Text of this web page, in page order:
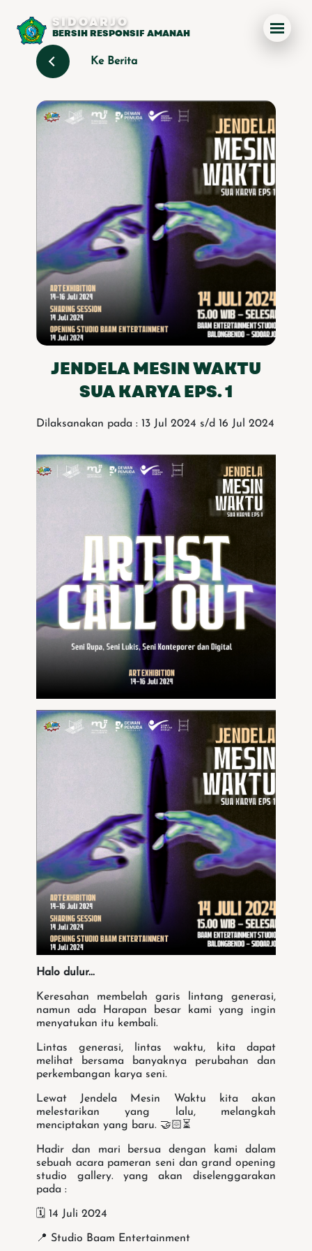
SIDOARJO
BERSIH RESPONSIF AMANAH
Ke Berita
JENDELA MESIN WAKTU
SUA KARYA EPS. 1
Dilaksanakan pada : 13 Jul 2024 s/d 16 Jul 2024
Halo dulur...
Keresahan membelah garis lintang generasi,
namun ada Harapan besar kami yang ingin
menyatukan itu kembali.
Lintas generasi, lintas waktu, kita dapat
melihat bersama banyaknya perubahan dan
perkembangan karya seni.
Lewat Jendela Mesin Waktu kita akan
melestarikan yang lalu, melangkah
menciptakan yang baru. 🤝🏻⏳
Hadir dan mari bersua dengan kami dalam
sebuah acara pameran seni dan grand opening
studio gallery. yang akan diselenggarakan
pada :
🗓️ 14 Juli 2024
📍 Studio Baam Entertainment